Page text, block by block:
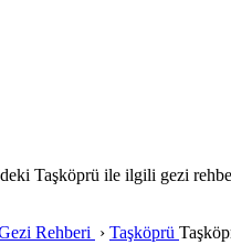
Taşköprü ile ilgili gezi
Rehberi › Taşköprü